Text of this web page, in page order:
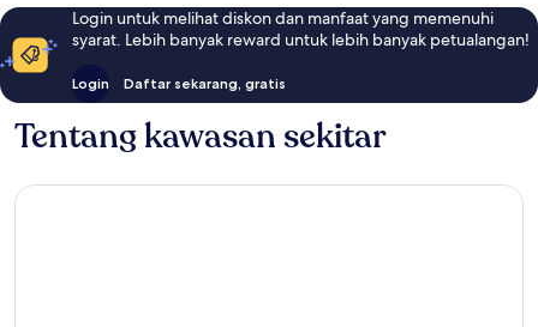
Login untuk melihat diskon dan manfaat yang memenuhi
syarat. Lebih banyak reward untuk lebih banyak petualangan!
Login Daftar sekarang, gratis
Tentang kawasan sekitar